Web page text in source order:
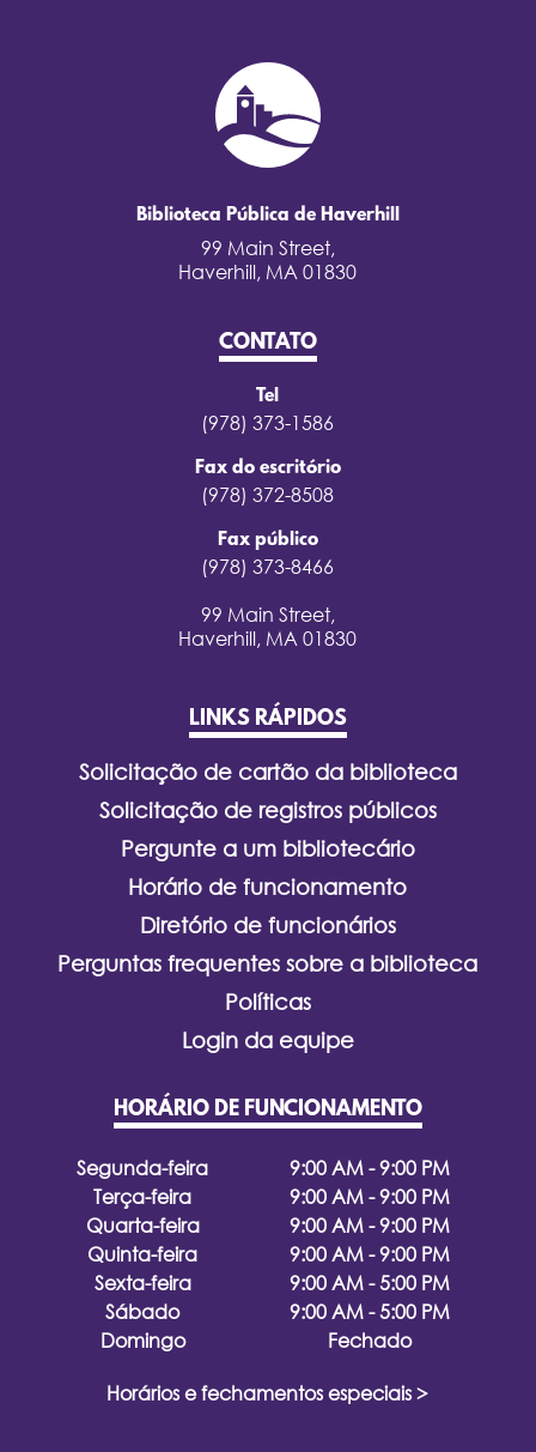
Biblioteca Pública de Haverhill
99 Main Street,
Haverhill, MA 01830
CONTATO
Tel
(978) 373-1586
Fax do escritório
(978) 372-8508
Fax público
(978) 373-8466
99 Main Street,
Haverhill, MA 01830
LINKS RÁPIDOS
Solicitação de cartão da biblioteca
Solicitação de registros públicos
Pergunte a um bibliotecário
Horário de funcionamento
Diretório de funcionários
Perguntas frequentes sobre a biblioteca
Políticas
Login da equipe
HORÁRIO DE FUNCIONAMENTO
Segunda-feira
9:00 AM - 9:00 PM
Terça-feira
9:00 AM - 9:00 PM
Quarta-feira
9:00 AM - 9:00 PM
Quinta-feira
9:00 AM - 9:00 PM
Sexta-feira
9:00 AM - 5:00 PM
Sábado
9:00 AM - 5:00 PM
Domingo
Fechado
Horários e fechamentos especiais >